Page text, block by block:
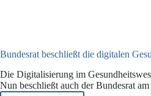
Bundesrat beschließt die digitalen
Die Digitalisierung im
Nun beschließt auch der Bundesrat